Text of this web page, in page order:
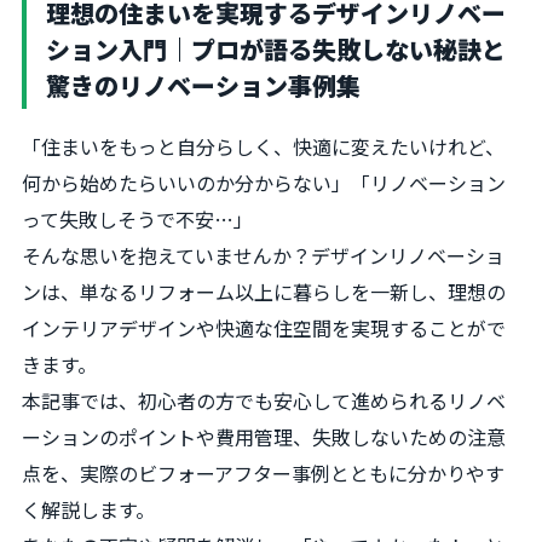
理想の住まいを実現するデザインリノベー
ション入門｜プロが語る失敗しない秘訣と
驚きのリノベーション事例集
「住まいをもっと自分らしく、快適に変えたいけれど、
何から始めたらいいのか分からない」「リノベーション
って失敗しそうで不安…」
そんな思いを抱えていませんか？デザインリノベーショ
ンは、単なるリフォーム以上に暮らしを一新し、理想の
インテリアデザインや快適な住空間を実現することがで
きます。
本記事では、初心者の方でも安心して進められるリノベ
ーションのポイントや費用管理、失敗しないための注意
点を、実際のビフォーアフター事例とともに分かりやす
く解説します。